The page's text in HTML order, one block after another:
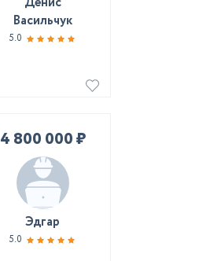
Васильчук
5.0
4 800 000 ₽
Эдгар
5.0